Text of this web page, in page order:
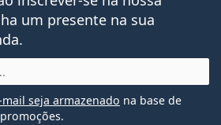
um presente na sua
seja armazenado na base de